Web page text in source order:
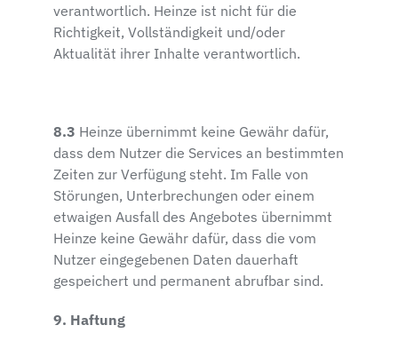
verantwortlich. Heinze ist nicht für die
Richtigkeit, Vollständigkeit und/oder
Aktualität ihrer Inhalte verantwortlich.
8.3 Heinze übernimmt keine Gewähr dafür,
dass dem Nutzer die Services an bestimmten
Zeiten zur Verfügung steht. Im Falle von
Störungen, Unterbrechungen oder einem
etwaigen Ausfall des Angebotes übernimmt
Heinze keine Gewähr dafür, dass die vom
Nutzer eingegebenen Daten dauerhaft
gespeichert und permanent abrufbar sind.
9. Haftung